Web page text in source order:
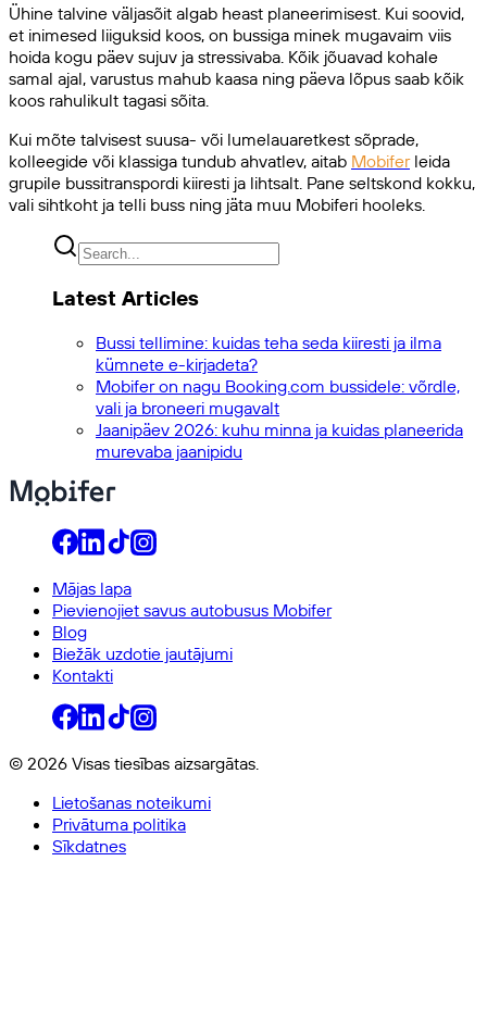
Ühine talvine väljasõit algab heast planeerimisest. Kui soovid,
et inimesed liiguksid koos, on bussiga minek mugavaim viis
hoida kogu päev sujuv ja stressivaba. Kõik jõuavad kohale
samal ajal, varustus mahub kaasa ning päeva lõpus saab kõik
koos rahulikult tagasi sõita.
Kui mõte talvisest suusa- või lumelauaretkest sõprade,
kolleegide või klassiga tundub ahvatlev, aitab Mobiferleida
grupile bussitranspordi kiiresti ja lihtsalt. Pane seltskond kokku,
vali sihtkoht ja telli buss ning jäta muu Mobiferi hooleks.
Latest Articles
Bussi tellimine: kuidas teha seda kiiresti ja ilma
kümnete e-kirjadeta?
Mobifer on nagu Booking.com bussidele: võrdle,
vali ja broneeri mugavalt
Jaanipäev 2026: kuhu minna ja kuidas planeerida
murevaba jaanipidu
Mājas lapa
Pievienojiet savus autobusus Mobifer
Blog
Biežāk uzdotie jautājumi
Kontakti
© 2026 Visas tiesības aizsargātas.
Lietošanas noteikumi
Privātuma politika
Sīkdatnes